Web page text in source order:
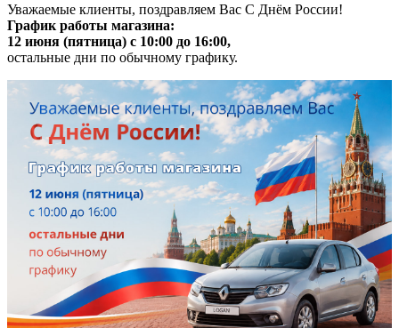
Уважаемые клиенты, поздравляем Вас С Днём России!
График работы магазина:
12 июня (пятница) с 10:00 до 16:00,
остальные дни по обычному графику.